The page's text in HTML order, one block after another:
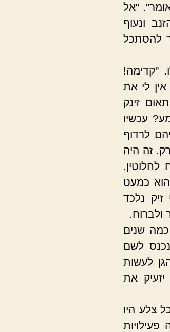
"אל
ונעוף
להסתכל
"קדימה!
לי את
זינק
עכשיו
לרדוף
זה היה
כמעט
נלכד
כמה שנים
לשם
לעשות
את
צלע היו